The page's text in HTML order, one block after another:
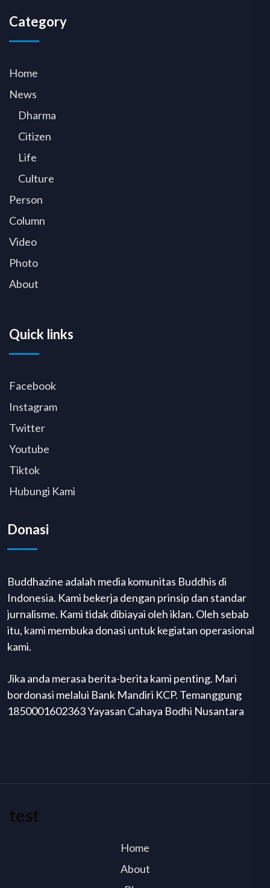
Category
Home
News
Dharma
Citizen
Life
Culture
Person
Column
Video
Photo
About
Quick links
Facebook
Instagram
Twitter
Youtube
Tiktok
Hubungi Kami
Donasi
Buddhazine adalah media komunitas Buddhis di
Indonesia. Kami bekerja dengan prinsip dan standar
jurnalisme. Kami tidak dibiayai oleh iklan. Oleh sebab
itu, kami membuka donasi untuk kegiatan operasional
kami.
Jika anda merasa berita-berita kami penting. Mari
bordonasi melalui Bank Mandiri KCP. Temanggung
1850001602363 Yayasan Cahaya Bodhi Nusantara
test
Home
About